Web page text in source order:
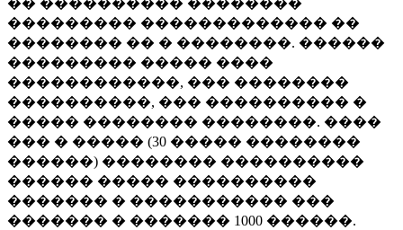
�� ���������� ��������
��������� ������������� ��
�������� �� � ��������. ������
��������� ����� ����
������������, ��� ��������
����������, ��� ���������� �
����� �������� ��������. ����
��� � ����� (30 ����� ��������
������) �������� ����������
������ ����� ����������
������� � ����������� ���
������� � ������� 1000 ������.